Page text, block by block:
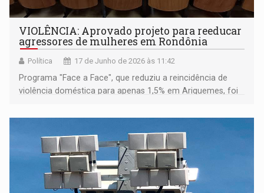
VIOLÊNCIA: Aprovado projeto para reeducar
agressores de mulheres em Rondônia
Política 17 de Junho de 2026 às 11:42
Programa "Face a Face", que reduziu a reincidência de
violência doméstica para apenas 1,5% em Ariquemes, foi